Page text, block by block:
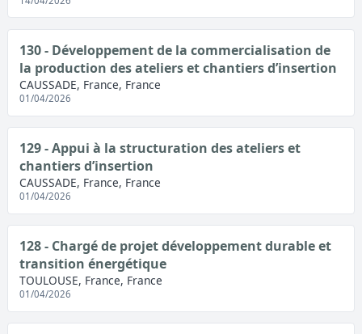
130 - Développement de la commercialisation de
la production des ateliers et chantiers d’insertion
CAUSSADE, France, France
01/04/2026
129 - Appui à la structuration des ateliers et
chantiers d’insertion
CAUSSADE, France, France
01/04/2026
128 - Chargé de projet développement durable et
transition énergétique
TOULOUSE, France, France
01/04/2026